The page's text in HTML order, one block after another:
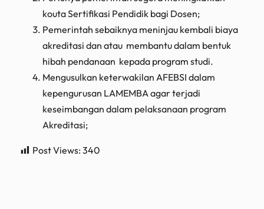
kouta Sertifikasi Pendidik bagi Dosen;
Pemerintah sebaiknya meninjau kembali biaya
akreditasi dan atau membantu dalam bentuk
hibah pendanaan kepada program studi.
Mengusulkan keterwakilan AFEBSI dalam
kepengurusan LAMEMBA agar terjadi
keseimbangan dalam pelaksanaan program
Akreditasi;
Post Views: 340